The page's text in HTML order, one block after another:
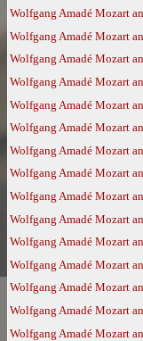
Wolfgang Amadé Mozart
Wolfgang Amadé Mozart
Wolfgang Amadé Mozart
Wolfgang Amadé Mozart
Wolfgang Amadé Mozart
Wolfgang Amadé Mozart
Wolfgang Amadé Mozart
Wolfgang Amadé Mozart
Wolfgang Amadé Mozart
Wolfgang Amadé Mozart
Wolfgang Amadé Mozart
Wolfgang Amadé Mozart
Wolfgang Amadé Mozart
Wolfgang Amadé Mozart
Wolfgang Amadé Mozart